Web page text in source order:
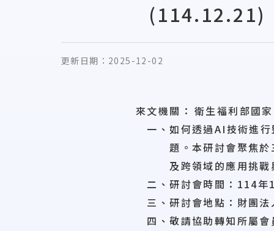
(114.12.21)
更新日期： 2025-12-02
來文機關： 衛生福利部國
一、如何透過AI技術進行
題。本研討會聚焦於三
及跨領域的應用挑戰與
二、研討會時間：114年
三、研討會地點：財團
四、敬請協助轉知所屬會